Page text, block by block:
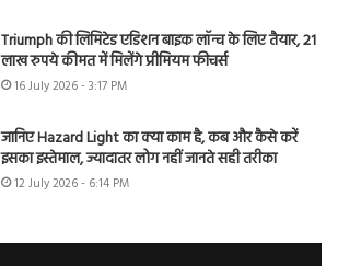
Triumph की लिमिटेड एडिशन बाइक लॉन्च के लिए तैयार, 21
लाख रुपये कीमत में मिलेंगे प्रीमियम फीचर्स
16 July 2026 - 3:17 PM
जानिए Hazard Light का क्या काम है, कब और कैसे करें
इसका इस्तेमाल, ज्यादातर लोग नहीं जानते सही तरीका
12 July 2026 - 6:14 PM